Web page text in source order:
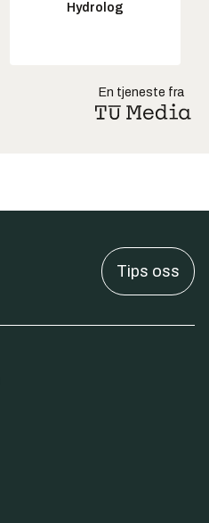
Hydrolog
En tjeneste fra
Tips oss